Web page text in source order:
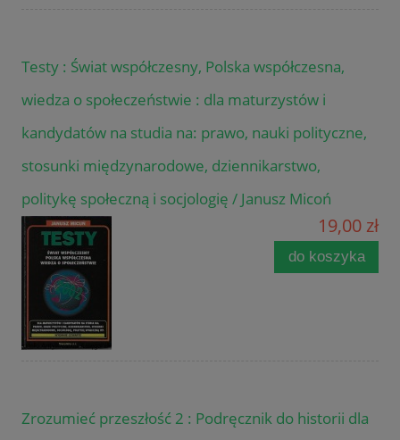
Testy : Świat współczesny, Polska współczesna,
wiedza o społeczeństwie : dla maturzystów i
kandydatów na studia na: prawo, nauki polityczne,
stosunki międzynarodowe, dziennikarstwo,
politykę społeczną i socjologię / Janusz Micoń
19,00 zł
do koszyka
Zrozumieć przeszłość 2 : Podręcznik do historii dla